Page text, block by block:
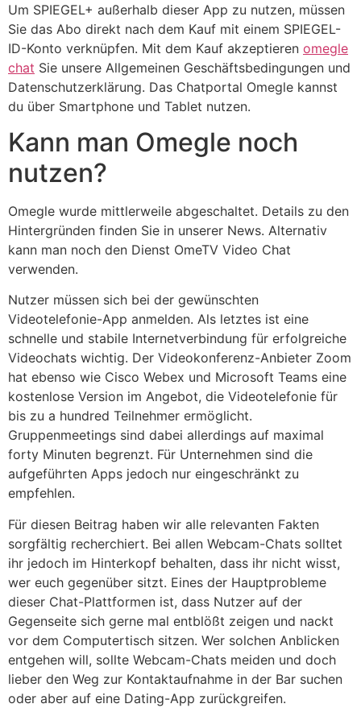
Um SPIEGEL+ außerhalb dieser App zu nutzen, müssen
Sie das Abo direkt nach dem Kauf mit einem SPIEGEL-
ID-Konto verknüpfen. Mit dem Kauf akzeptieren omegle
chat Sie unsere Allgemeinen Geschäftsbedingungen und
Datenschutzerklärung. Das Chatportal Omegle kannst
du über Smartphone und Tablet nutzen.
Kann man Omegle noch
nutzen?
Omegle wurde mittlerweile abgeschaltet. Details zu den
Hintergründen finden Sie in unserer News. Alternativ
kann man noch den Dienst OmeTV Video Chat
verwenden.
Nutzer müssen sich bei der gewünschten
Videotelefonie-App anmelden. Als letztes ist eine
schnelle und stabile Internetverbindung für erfolgreiche
Videochats wichtig. Der Videokonferenz-Anbieter Zoom
hat ebenso wie Cisco Webex und Microsoft Teams eine
kostenlose Version im Angebot, die Videotelefonie für
bis zu a hundred Teilnehmer ermöglicht.
Gruppenmeetings sind dabei allerdings auf maximal
forty Minuten begrenzt. Für Unternehmen sind die
aufgeführten Apps jedoch nur eingeschränkt zu
empfehlen.
Für diesen Beitrag haben wir alle relevanten Fakten
sorgfältig recherchiert. Bei allen Webcam-Chats solltet
ihr jedoch im Hinterkopf behalten, dass ihr nicht wisst,
wer euch gegenüber sitzt. Eines der Hauptprobleme
dieser Chat-Plattformen ist, dass Nutzer auf der
Gegenseite sich gerne mal entblößt zeigen und nackt
vor dem Computertisch sitzen. Wer solchen Anblicken
entgehen will, sollte Webcam-Chats meiden und doch
lieber den Weg zur Kontaktaufnahme in der Bar suchen
oder aber auf eine Dating-App zurückgreifen.